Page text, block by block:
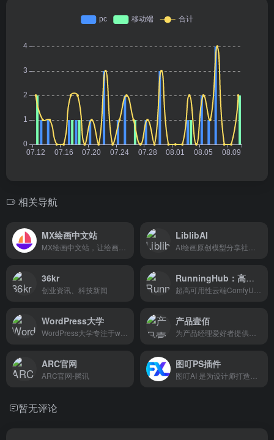
相关导航
MX绘画中文站 LiblibAI
36kr
创业资讯、科技新闻
RunningHub：高可用性云端ComfyUI，在线创作AI应用
WordPress大学 产品壹佰
ARC官网
ARC官网-腾讯
图叮PS插件
暂无评论